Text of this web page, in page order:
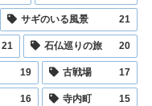
サギのいる風景 21
21 石仏巡りの旅 20
19 古戦場 17
16 寺内町 15